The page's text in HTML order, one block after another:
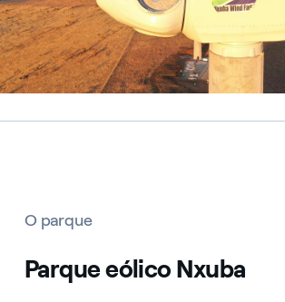
O parque
Parque eólico Nxuba